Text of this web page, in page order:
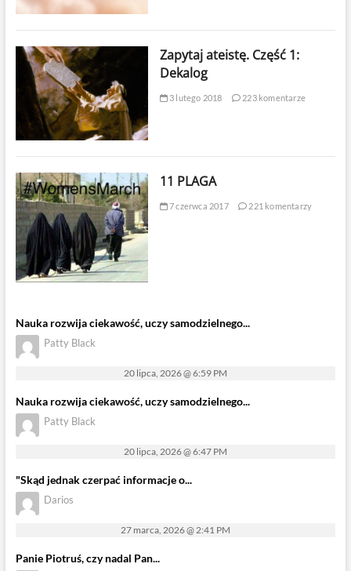
Zapytaj ateistę. Część 1:
Dekalog
3 lutego 2018 223 komentarze
11 PLAGA
7 czerwca 2017 221 komentarzy
Nauka rozwija ciekawość, uczy samodzielnego...
Patty Black
20 lipca, 2026 @ 6:59 PM
Nauka rozwija ciekawość, uczy samodzielnego...
Patty Black
20 lipca, 2026 @ 6:47 PM
"Skąd jednak czerpać informacje o...
Darios
27 marca, 2026 @ 2:41 PM
Panie Piotruś, czy nadal Pan...